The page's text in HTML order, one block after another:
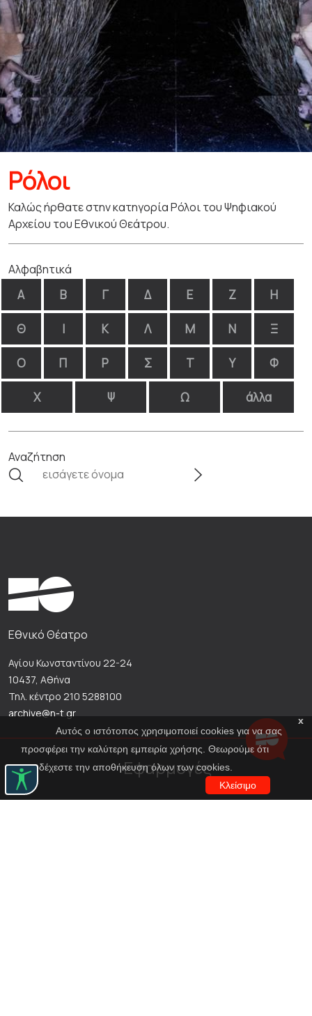
Ρόλοι
Καλώς ήρθατε στην κατηγορία Ρόλοι του Ψηφιακού
Αρχείου του Εθνικού Θεάτρου.
Αλφαβητικά
Α Β Γ Δ Ε Ζ Η
Θ Ι Κ Λ Μ Ν Ξ
Ο Π Ρ Σ Τ Υ Φ
Χ Ψ Ω άλλα
Αναζήτηση
x
Αυτός ο ιστότοπος χρησιμοποιεί cookies για να σας
προσφέρει την καλύτερη εμπειρία χρήσης. Θεωρούμε ότι
αποδέχεστε την αποθήκευση όλων των cookies.
Κλείσιμο
Εθνικό Θέατρο
Αγίου Κωνσταντίνου 22-24
10437, Αθήνα
Τηλ. κέντρο 210 5288100
archive@n-t.gr
Εφαρμογές